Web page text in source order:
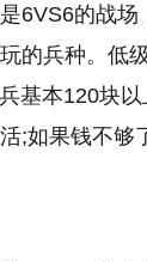
6VS6的战
的兵种。低
基本120块
;如果钱不够